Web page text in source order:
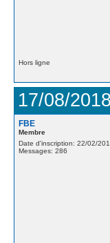
Hors ligne
17/08/
FBE
Membre
Date d'inscription: 22/02/
Messages: 286